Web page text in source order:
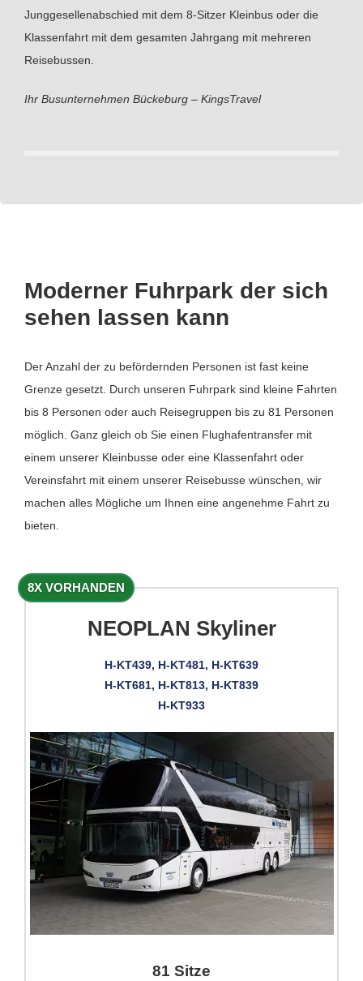
Junggesellenabschied mit dem 8-Sitzer Kleinbus oder die
Klassenfahrt mit dem gesamten Jahrgang mit mehreren
Reisebussen.
Ihr Busunternehmen Bückeburg – KingsTravel
Moderner Fuhrpark der sich
sehen lassen kann
Der Anzahl der zu befördernden Personen ist fast keine
Grenze gesetzt. Durch unseren Fuhrpark sind kleine Fahrten
bis 8 Personen oder auch Reisegruppen bis zu 81 Personen
möglich. Ganz gleich ob Sie einen Flughafentransfer mit
einem unserer Kleinbusse oder eine Klassenfahrt oder
Vereinsfahrt mit einem unserer Reisebusse wünschen, wir
machen alles Mögliche um Ihnen eine angenehme Fahrt zu
bieten.
8X VORHANDEN
NEOPLAN Skyliner
H-KT439, H-KT481, H-KT639
H-KT681, H-KT813, H-KT839
H-KT933
81 Sitze